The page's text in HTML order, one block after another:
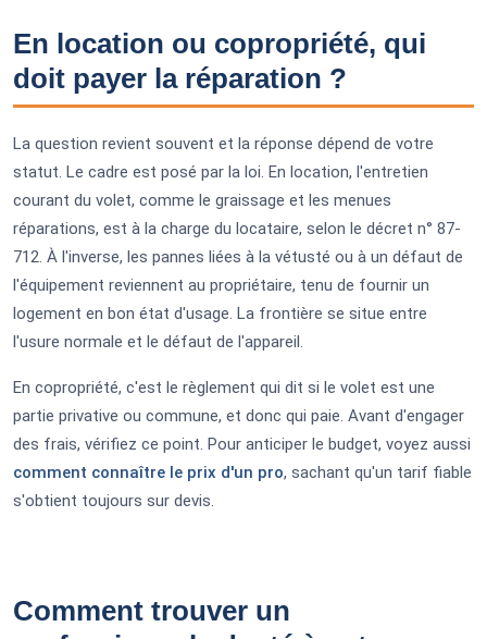
En location ou copropriété, qui
doit payer la réparation ?
La question revient souvent et la réponse dépend de votre
statut. Le cadre est posé par la loi. En location, l'entretien
courant du volet, comme le graissage et les menues
réparations, est à la charge du locataire, selon le décret n° 87-
712. À l'inverse, les pannes liées à la vétusté ou à un défaut de
l'équipement reviennent au propriétaire, tenu de fournir un
logement en bon état d'usage. La frontière se situe entre
l'usure normale et le défaut de l'appareil.
En copropriété, c'est le règlement qui dit si le volet est une
partie privative ou commune, et donc qui paie. Avant d'engager
des frais, vérifiez ce point. Pour anticiper le budget, voyez aussi
comment connaître le prix d'un pro, sachant qu'un tarif fiable
s'obtient toujours sur devis.
Comment trouver un